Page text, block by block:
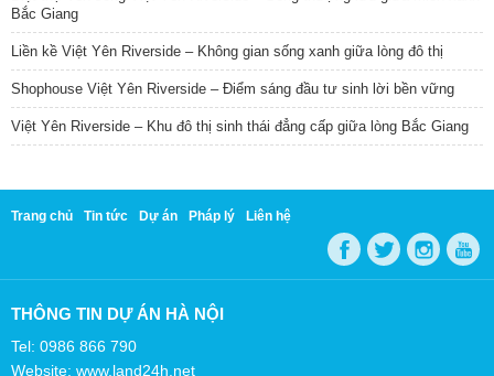
Bắc Giang
Liền kề Việt Yên Riverside – Không gian sống xanh giữa lòng đô thị
Shophouse Việt Yên Riverside – Điểm sáng đầu tư sinh lời bền vững
Việt Yên Riverside – Khu đô thị sinh thái đẳng cấp giữa lòng Bắc Giang
Trang chủ Tin tức Dự án Pháp lý Liên hệ
THÔNG TIN DỰ ÁN HÀ NỘI
Tel: 0986 866 790
Website: www.land24h.net